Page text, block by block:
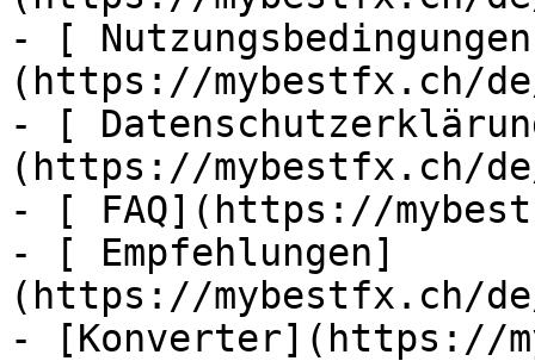
- [
(https://mybestfx.ch/
- [
(https://mybestfx.ch/
- [ FAQ](https://
- [ Empfehlungen]
(https://mybestfx.ch/
- [Konverter](https://